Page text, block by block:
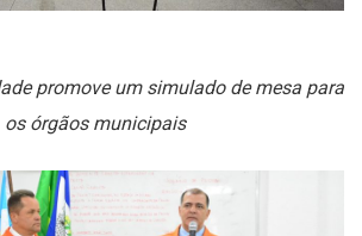
promove um simulado de mesa para
os órgãos municipais